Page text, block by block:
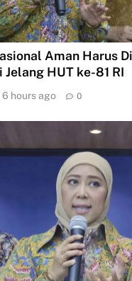
Aman Harus
Jelang HUT ke-81 RI
6 hours ago 0